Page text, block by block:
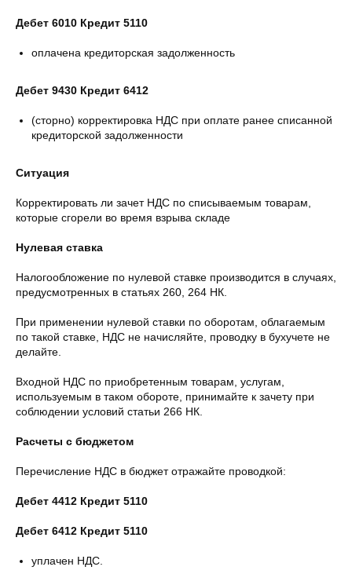
Дебет 6010 Кредит 5110
оплачена кредиторская задолженность
Дебет 9430 Кредит 6412
(сторно) корректировка НДС при оплате ранее списанной
кредиторской задолженности
Ситуация
Корректировать ли зачет НДС по списываемым товарам,
которые сгорели во время взрыва складе
Нулевая ставка
Налогообложение по нулевой ставке производится в случаях,
предусмотренных в статьях 260, 264 НК.
При применении нулевой ставки по оборотам, облагаемым
по такой ставке, НДС не начисляйте, проводку в бухучете не
делайте.
Входной НДС по приобретенным товарам, услугам,
используемым в таком обороте, принимайте к зачету при
соблюдении условий статьи 266 НК.
Расчеты с бюджетом
Перечисление НДС в бюджет отражайте проводкой:
Дебет 4412 Кредит 5110
Дебет 6412 Кредит 5110
уплачен НДС.